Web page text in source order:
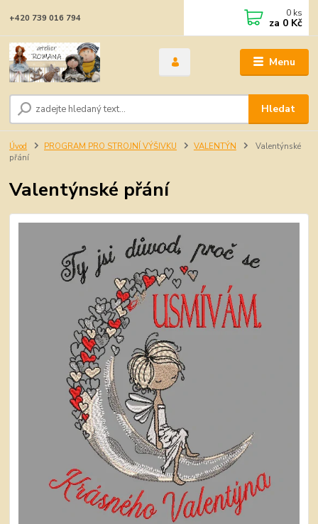
Menu
Hledat
+420 739 016 794 0 ks
za 0 Kč
Úvod PROGRAM PRO STROJNÍ VÝŠIVKU VALENTÝN
Valentýnské
přání
Valentýnské přání